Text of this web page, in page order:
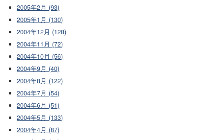
2005年2月 (93)
2005年1月 (130)
2004年12月 (128)
2004年11月 (72)
2004年10月 (56)
2004年9月 (40)
2004年8月 (122)
2004年7月 (54)
2004年6月 (51)
2004年5月 (133)
2004年4月 (87)